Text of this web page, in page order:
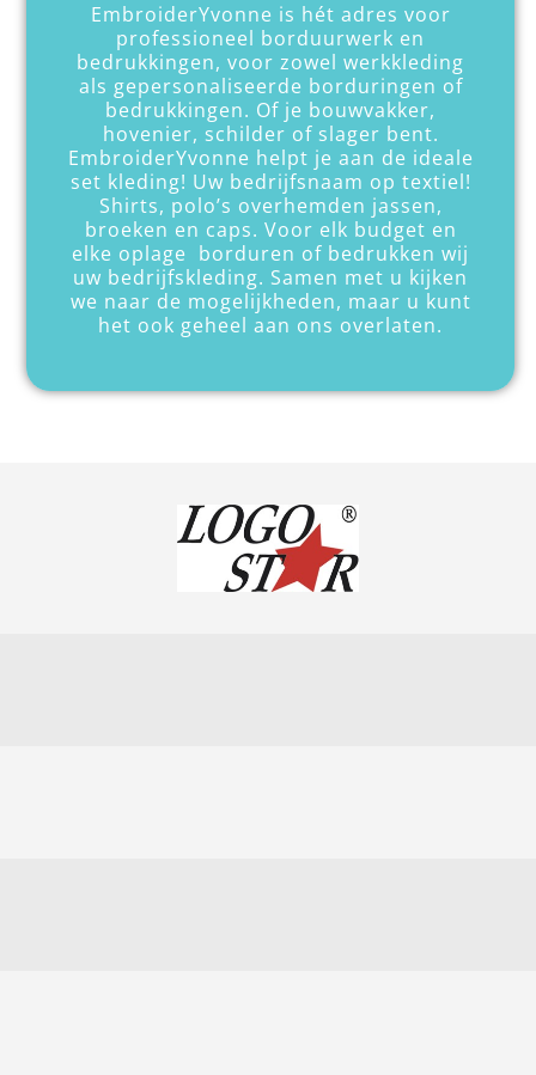
EmbroiderYvonne is hét adres voor
professioneel borduurwerk en
bedrukkingen, voor zowel werkkleding
als gepersonaliseerde borduringen of
bedrukkingen. Of je bouwvakker,
hovenier, schilder of slager bent.
EmbroiderYvonne helpt je aan de ideale
set kleding! Uw bedrijfsnaam op textiel!
Shirts, polo’s overhemden jassen,
broeken en caps. Voor elk budget en
elke oplage borduren of bedrukken wij
uw bedrijfskleding. Samen met u kijken
we naar de mogelijkheden, maar u kunt
het ook geheel aan ons overlaten.